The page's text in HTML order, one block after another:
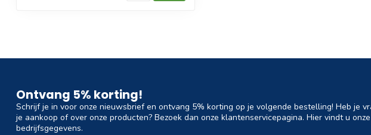
Ontvang 5% korting!
Schrijf je in voor onze nieuwsbrief en ontvang 5% korting op je volgende bestelling! Heb je
je aankoop of over onze producten? Bezoek dan onze klantenservicepagina. Hier vindt u onze
bedrijfsgegevens.